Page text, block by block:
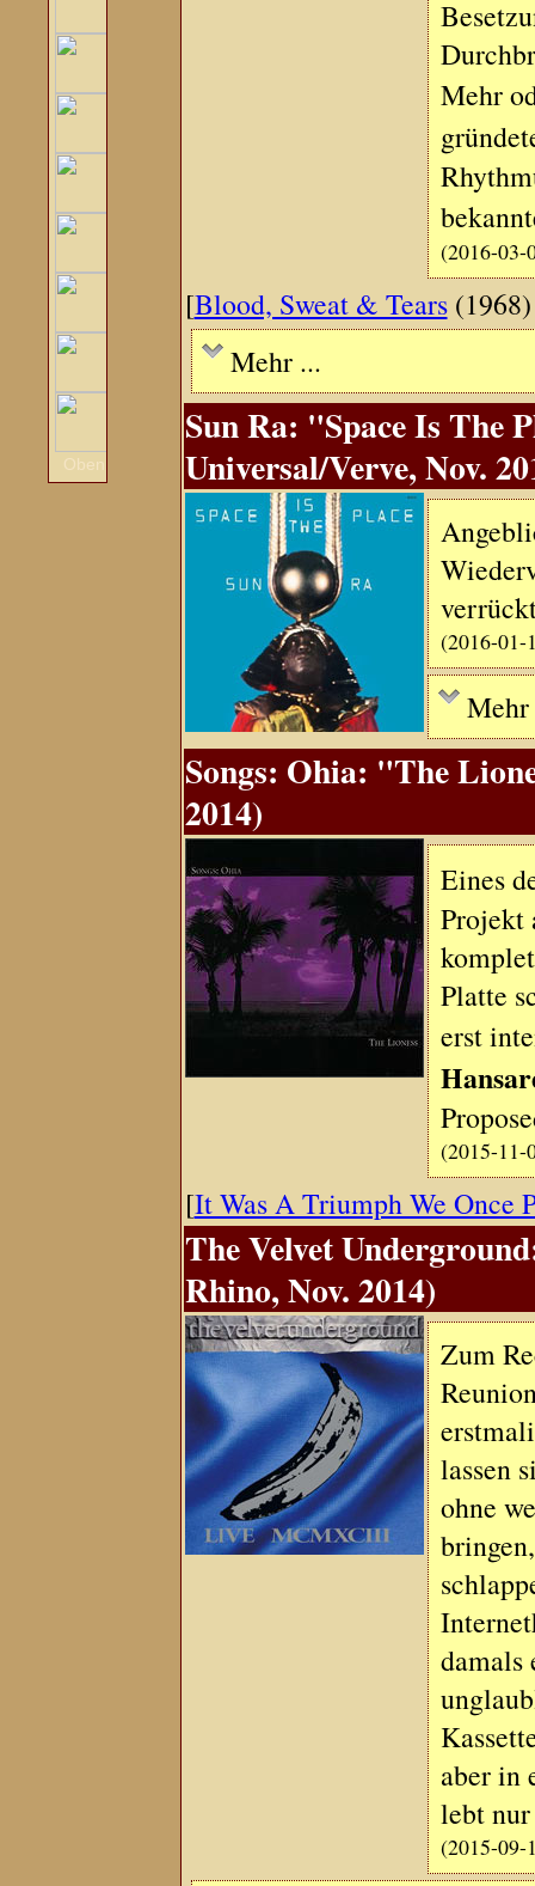
Oben
Mehr
(2016-03-
[Blood, Sweat & Tears
Mehr ...
Sun Ra: "Space Is The
Universal/Verve, Nov.
(2016-01-
Mehr
Songs: Ohia: "The
2014)
Eines
Projekt
Platte
erst
(2015-11-
[It Was A Triumph We Once
The Velvet
Rhino, Nov. 2014)
Zum
lassen
ohne
damals
aber in
lebt
(2015-09-